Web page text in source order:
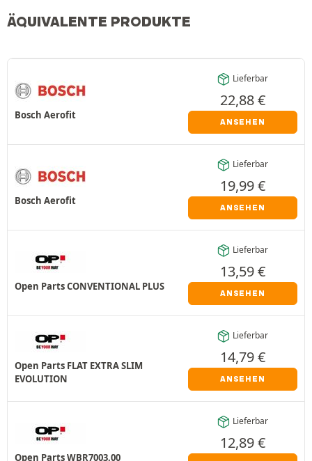
ÄQUIVALENTE PRODUKTE
Bosch Aerofit
Lieferbar
22,88€
ANSEHEN
Bosch Aerofit
Lieferbar
19,99€
ANSEHEN
Open Parts CONVENTIONAL PLUS
Lieferbar
13,59€
ANSEHEN
Open Parts FLAT EXTRA SLIM
EVOLUTION
Lieferbar
14,79€
ANSEHEN
Open Parts WBR7003.00
Lieferbar
12,89€